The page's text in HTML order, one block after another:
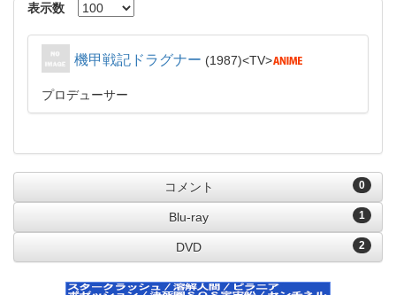
表示数
機甲戦記ドラグナー 1987 TV
プロデューサー
0
コメント
1
Blu-ray
2
DVD